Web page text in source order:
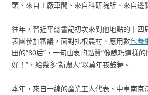
頭、來自工廠車間、來自科研院所、來自
往年，習近平總書記初次來到他地點的十四
表團參加審議，面對扎根農村、應用數包養
田的“80后”，一句由衷的點贊“像魏巧這樣
好！”，給幾多“新農人”以莫年夜鼓舞。
本年，來自一線的產業工人代表、中車南京